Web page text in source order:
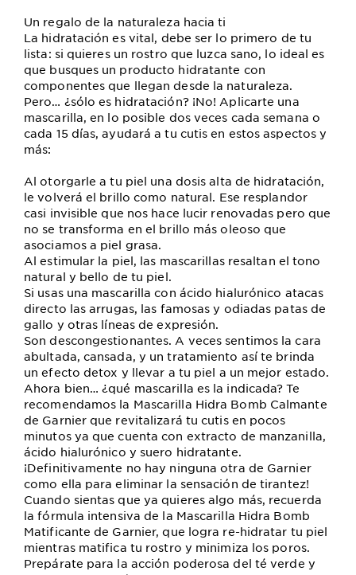
Un regalo de la naturaleza hacia ti
La hidratación es vital, debe ser lo primero de tu
lista: si quieres un rostro que luzca sano, lo ideal es
que busques un producto hidratante con
componentes que llegan desde la naturaleza.
Pero… ¿sólo es hidratación? ¡No! Aplicarte una
mascarilla, en lo posible dos veces cada semana o
cada 15 días, ayudará a tu cutis en estos aspectos y
más:
Al otorgarle a tu piel una dosis alta de hidratación,
le volverá el brillo como natural. Ese resplandor
casi invisible que nos hace lucir renovadas pero que
no se transforma en el brillo más oleoso que
asociamos a piel grasa.
Al estimular la piel, las mascarillas resaltan el tono
natural y bello de tu piel.
Si usas una mascarilla con ácido hialurónico atacas
directo las arrugas, las famosas y odiadas patas de
gallo y otras líneas de expresión.
Son descongestionantes. A veces sentimos la cara
abultada, cansada, y un tratamiento así te brinda
un efecto detox y llevar a tu piel a un mejor estado.
Ahora bien… ¿qué mascarilla es la indicada? Te
recomendamos la Mascarilla Hidra Bomb Calmante
de Garnier que revitalizará tu cutis en pocos
minutos ya que cuenta con extracto de manzanilla,
ácido hialurónico y suero hidratante.
¡Definitivamente no hay ninguna otra de Garnier
como ella para eliminar la sensación de tirantez!
Cuando sientas que ya quieres algo más, recuerda
la fórmula intensiva de la Mascarilla Hidra Bomb
Matificante de Garnier, que logra re-hidratar tu piel
mientras matifica tu rostro y minimiza los poros.
Prepárate para la acción poderosa del té verde y